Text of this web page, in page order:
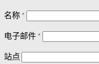
名称 *
电子邮件 *
站点